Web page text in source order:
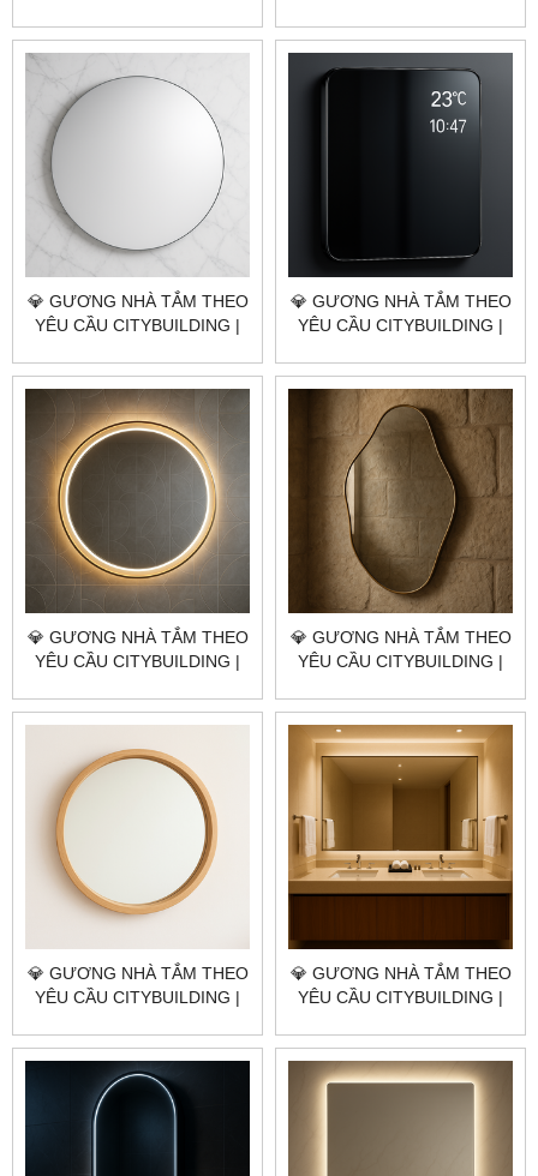
GIÁ GƯƠNG NHÀ TẮM
GIÁ GƯƠNG NHÀ TẮM
💎 GƯƠNG NHÀ TẮM THEO
YÊU CẦU CITYBUILDING |
GIÁ GƯƠNG NHÀ TẮM
HUYỆN CỦ CHI TP.HCM
💎 GƯƠNG NHÀ TẮM THEO
YÊU CẦU CITYBUILDING |
GIÁ GƯƠNG NHÀ TẮM
HUYỆN HÓC MÔN TP.HCM
💎 GƯƠNG NHÀ TẮM THEO
YÊU CẦU CITYBUILDING |
GIÁ GƯƠNG NHÀ TẮM
💎 GƯƠNG NHÀ TẮM THEO
YÊU CẦU CITYBUILDING |
GIÁ GƯƠNG NHÀ TẮM
QUẬN TÂN PHÚ TP.HCM
💎 GƯƠNG NHÀ TẮM THEO
YÊU CẦU CITYBUILDING |
GIÁ GƯƠNG NHÀ TẮM
QUẬN BÌNH THẠNH TP.HCM
💎 GƯƠNG NHÀ TẮM THEO
YÊU CẦU CITYBUILDING |
GIÁ GƯƠNG NHÀ TẮM
QUẬN 11 TP.HCM